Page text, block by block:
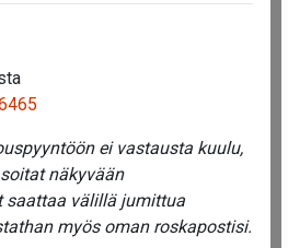
ei vastausta kuulu,
näkyvään
saattaa välillä jumittua
myös oman roskapostisi.